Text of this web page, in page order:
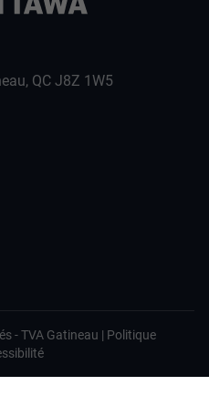
QC J8Z 1W5
-TVA Gatineau | Politique